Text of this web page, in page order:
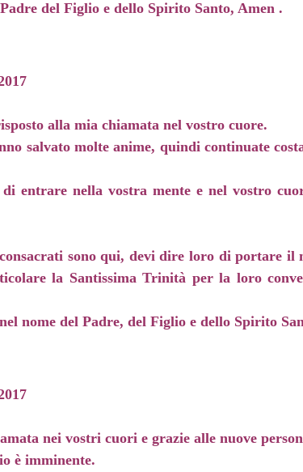
del Figlio e dello Spirito Santo, Amen .
alla mia chiamata nel vostro cuore.
salvato molte anime, quindi continuate
entrare nella vostra mente e nel vostro
sono qui, devi dire loro di portare il
la Santissima Trinità per la loro
nome del Padre, del Figlio e dello Spirito
nei vostri cuori e grazie alle nuove
è imminente.